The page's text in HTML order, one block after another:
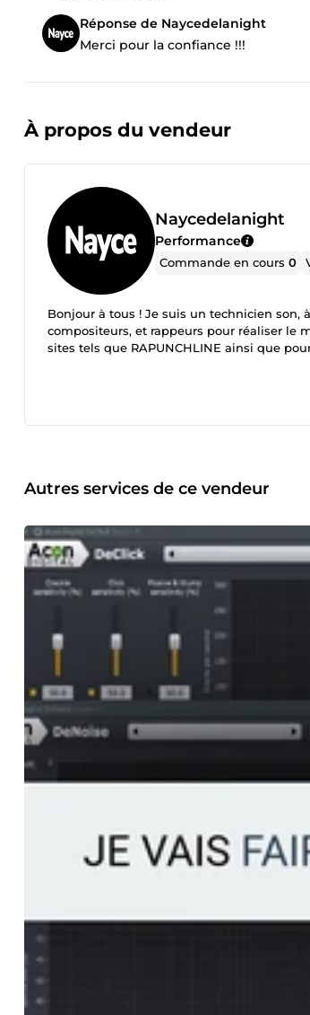
Réponse de Naycedelanight
Merci pour la confiance !!!
À propos du vendeur
Naycedelanight
Performance
Commande en cours0
Bonjour à tous ! Je suis un technicien son,
compositeurs, et rappeurs pour réaliser le
sites tels que RAPUNCHLINE ainsi que
Autres services de ce vendeur